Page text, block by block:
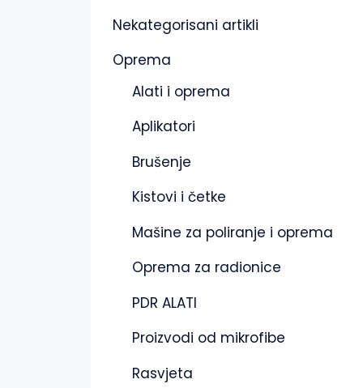
Nekategorisani artikli
Oprema
Alati i oprema
Aplikatori
Brušenje
Kistovi i četke
Mašine za poliranje i oprema
Oprema za radionice
PDR ALATI
Proizvodi od mikrofibe
Rasvjeta